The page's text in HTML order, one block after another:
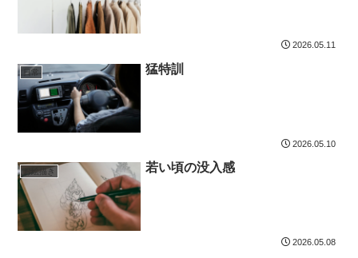
2026.05.11
日常 猛特訓
2026.05.10
お絵描き 若い頃の没入感
2026.05.08